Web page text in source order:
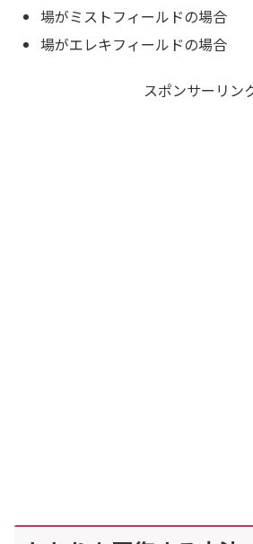
場がミストフィールドの場合
場がエレキフィールドの場合
スポンサーリン